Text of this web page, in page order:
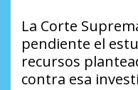
La Corte
pendiente el
recursos
contra esa